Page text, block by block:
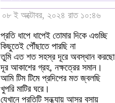
০৮ ই অক্টোবর, ২০২৪ রাত ১০:৪৬
প্রতি ধাপে ধাপেই তোমার দিকে এগুচ্ছি
কিছুতেই পৌঁছাতে পারছি না
তুমি এত শত সহস্র দূরে অবস্থান করছো
দূর আকাশের গ্রহ, নক্ষত্রের সমান।
আমি টিম টিমে প্রদিপের মত জ্বলছি
খুপরি মাটির ঘরে।
যেখানে প্রতিটি সন্ধ্যায় আসর বসায়